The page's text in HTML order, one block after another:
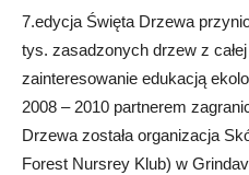
7.edycja Święta Drzewa
tys. zasadzonych drzew z
zainteresowanie edukacją
2008 – 2010 partnerem
Drzewa została organizacja
Forest Nursrey Klub) w